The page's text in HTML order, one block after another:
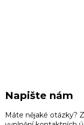
Napište nám
Máte nějaké otázky?